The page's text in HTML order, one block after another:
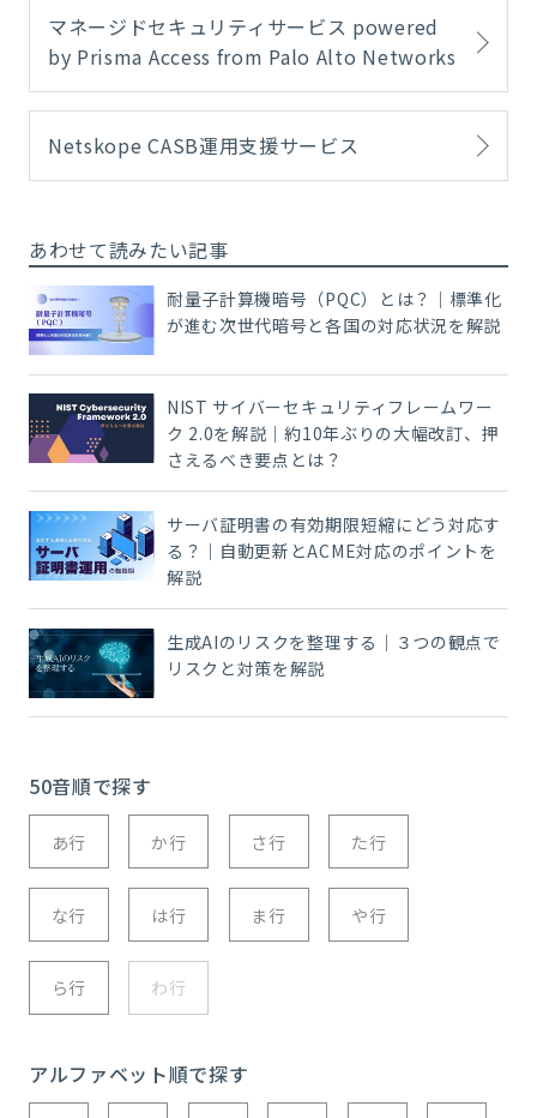
マネージドセキュリティサービス powered
by Prisma Access from Palo Alto Networks
Netskope CASB運用支援サービス
あわせて読みたい記事
耐量子計算機暗号（PQC）とは？｜標準化
が進む次世代暗号と各国の対応状況を解説
NIST サイバーセキュリティフレームワー
ク 2.0を解説｜約10年ぶりの大幅改訂、押
さえるべき要点とは？
サーバ証明書の有効期限短縮にどう対応す
る？｜自動更新とACME対応のポイントを
解説
生成AIのリスクを整理する｜３つの観点で
リスクと対策を解説
50音順で探す
あ行 か行 さ行 た行
な行 は行 ま行 や行
ら行 わ行
アルファベット順で探す